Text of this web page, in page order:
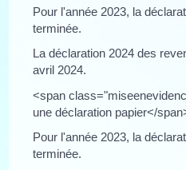
Pour l'année 2023, la
terminée.
La déclaration 2024 des
avril 2024.
<span
une déclaration papier</
Pour l'année 2023, la
terminée.